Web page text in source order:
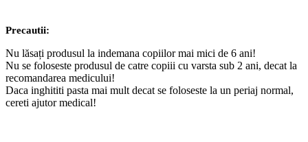
Precautii:
Nu lăsați produsul la indemana copiilor mai mici de 6 ani!
Nu se foloseste produsul de catre copiii cu varsta sub 2 ani, decat la
recomandarea medicului!
Daca inghititi pasta mai mult decat se foloseste la un periaj normal,
cereti ajutor medical!